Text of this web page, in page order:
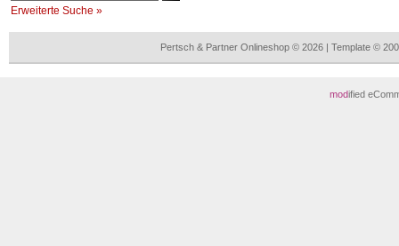
Erweiterte Suche »
Pertsch & Partner Onlineshop © 2026 | Template ©
modified